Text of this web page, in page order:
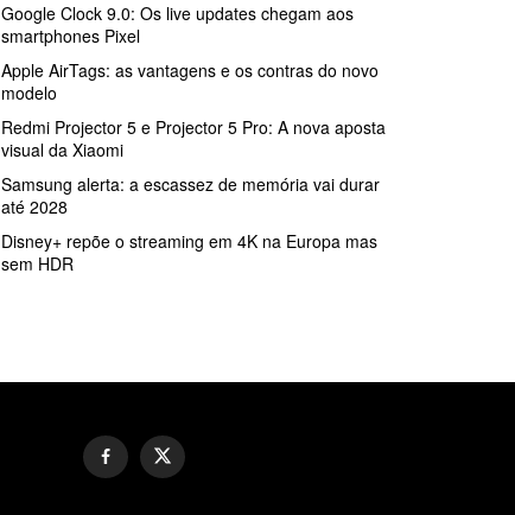
Google Clock 9.0: Os live updates chegam aos
smartphones Pixel
Apple AirTags: as vantagens e os contras do novo
modelo
Redmi Projector 5 e Projector 5 Pro: A nova aposta
visual da Xiaomi
Samsung alerta: a escassez de memória vai durar
até 2028
Disney+ repõe o streaming em 4K na Europa mas
sem HDR